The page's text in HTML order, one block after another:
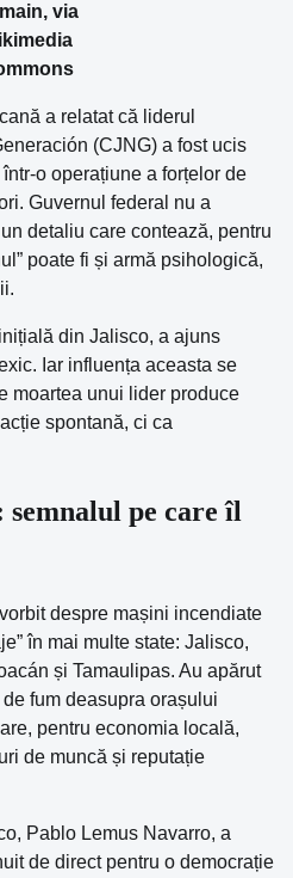
via
a relatat că liderul
(CJNG) a fost ucis
o operațiune a forțelor de
Guvernul federal nu a
detaliu care contează, pentru
poate fi și armă psihologică,
din Jalisco, a ajuns
Iar influența aceasta se
moartea unui lider produce
spontană, ci ca
semnalul pe care îl
despre mașini incendiate
în mai multe state: Jalisco,
și Tamaulipas. Au apărut
fum deasupra orașului
pentru economia locală,
de muncă și reputație
Pablo Lemus Navarro, a
de direct pentru o democrație